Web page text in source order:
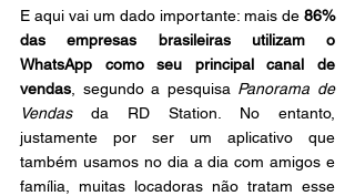
E aqui vai um dado importante: mais de 86%
das empresas brasileiras utilizam o
WhatsApp como seu principal canal de
vendas , segundo a pesquisa Panorama de
Vendas da RD Station. No entanto,
justamente por ser um aplicativo que
também usamos no dia a dia com amigos e
família, muitas locadoras não tratam esse